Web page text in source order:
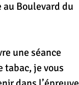
je vous
dans l’épreuve
Boulevard du
une séance
tabac, je vous